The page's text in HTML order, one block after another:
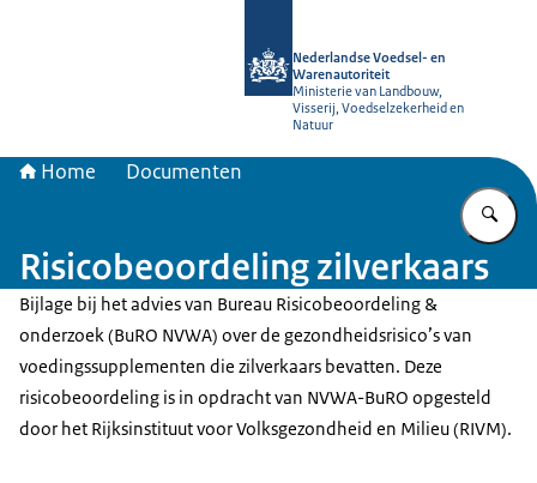
Nederlandse Voedsel- en
Warenautoriteit
Ministerie van Landbouw,
Visserij, Voedselzekerheid en
Natuur
Home Documenten
Risicobeoordeling zilverkaars
Bijlage bij het advies van Bureau Risicobeoordeling &
onderzoek (BuRO NVWA) over de gezondheidsrisico’s van
voedingssupplementen die zilverkaars bevatten. Deze
risicobeoordeling is in opdracht van NVWA-BuRO opgesteld
door het Rijksinstituut voor Volksgezondheid en Milieu (RIVM).